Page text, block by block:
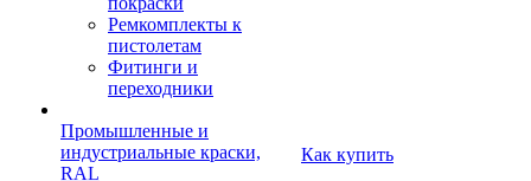
Ремкомплекты к
пистолетам
Фитинги и
переходники
Промышленные и
индустриальные краски,
RAL
Как купить